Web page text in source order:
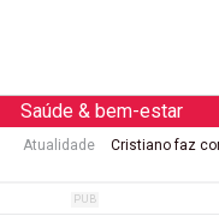
Saúde & bem-estar
Atualidade Cristiano faz